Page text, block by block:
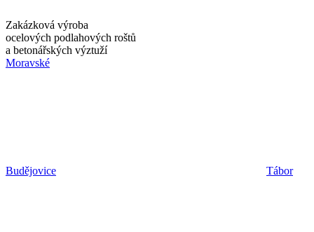
Zakázková výroba
ocelových podlahových roštů
a betonářských výztuží
Moravské
Budějovice Tábor